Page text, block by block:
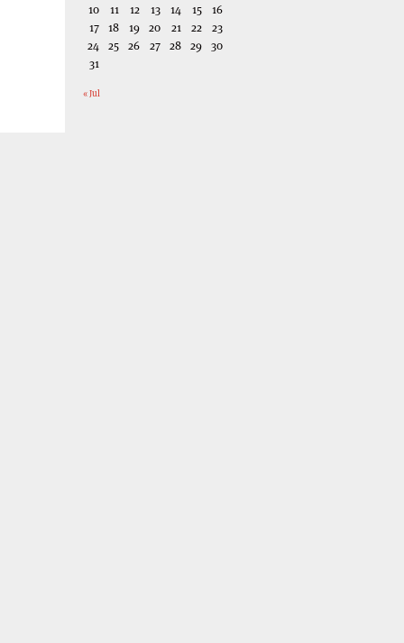
10
11 12 13 14 15
16
17 18 19 20 21 22
23
24 25 26 27 28 29 30
31
« Jul